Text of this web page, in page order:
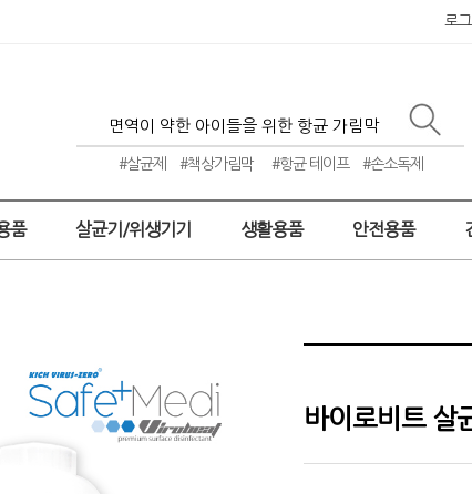
로
#살균제 #책상가림막 #항균 테이프 #손소독제
품 살균기/위생기기 생활용품 안전용품
바이로비트 살